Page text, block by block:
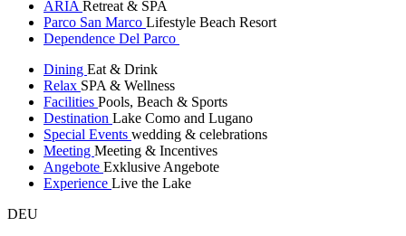
ARIA Retreat & SPA
Parco San Marco Lifestyle Beach Resort
Dependence Del Parco
Dining Eat & Drink
Relax SPA & Wellness
Facilities Pools, Beach & Sports
Destination Lake Como and Lugano
Special Events wedding & celebrations
Meeting Meeting & Incentives
Angebote Exklusive Angebote
Experience Live the Lake
DEU